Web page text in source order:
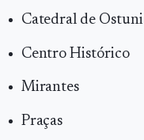
Catedral de Ostuni
Centro Histórico
Mirantes
Praças